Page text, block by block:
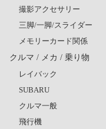
撮影アクセサリー
三脚/一脚/スライダー
メモリーカード関係
クルマ / メカ / 乗り物
レイバック
SUBARU
クルマ一般
飛行機